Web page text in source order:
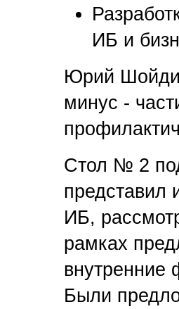
ИБ и
Юрий
минус -
Стол № 2
представил
ИБ,
рамках
внутренние
Были